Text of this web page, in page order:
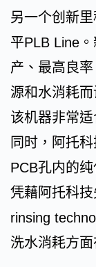
另一个创新
平PLB Line
产、最高良
源和水消耗
该机器非常
同时，阿托
PCB孔内的
凭藉阿托科
rinsing
洗水消耗方